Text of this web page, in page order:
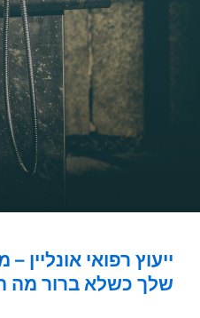
ייעוץ רפואי אונליין
שלך כשלא ברור מה